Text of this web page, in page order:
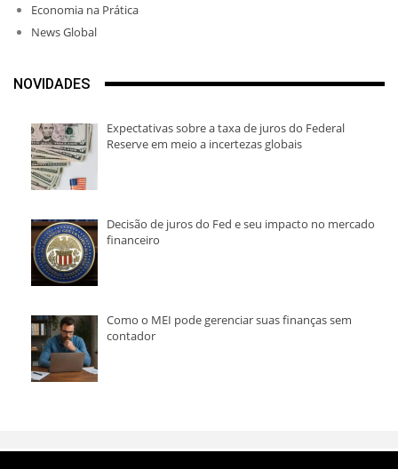
Economia na Prática
News Global
NOVIDADES
Expectativas sobre a taxa de juros do Federal
Reserve em meio a incertezas globais
Decisão de juros do Fed e seu impacto no mercado
financeiro
Como o MEI pode gerenciar suas finanças sem
contador